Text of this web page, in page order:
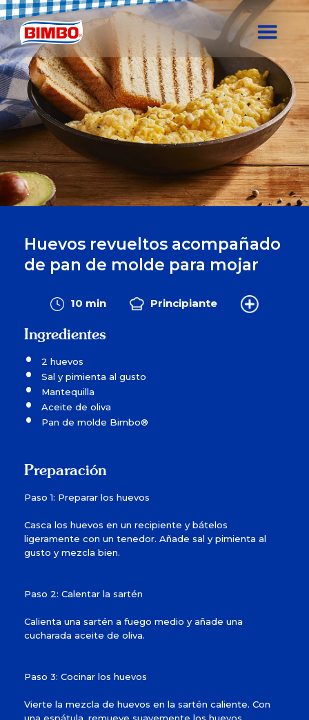
Huevos revueltos acompañado
de pan de molde para mojar
10 min Principiante
Ingredientes
2 huevos
Sal y pimienta al gusto
Mantequilla
Aceite de oliva
Pan de molde Bimbo®
Preparación
Paso 1: Preparar los huevos
Casca los huevos en un recipiente y bátelos
ligeramente con un tenedor. Añade sal y pimienta al
gusto y mezcla bien.
Paso 2: Calentar la sartén
Calienta una sartén a fuego medio y añade una
cucharada aceite de oliva.
Paso 3: Cocinar los huevos
Vierte la mezcla de huevos en la sartén caliente. Con
una espátula, remueve suavemente los huevos